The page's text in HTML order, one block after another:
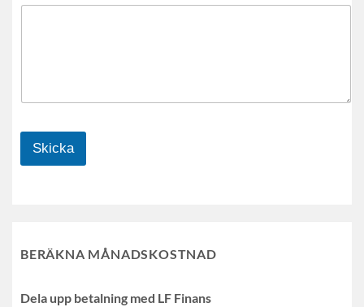
Skicka
BERÄKNA MÅNADSKOSTNAD
Dela upp betalning med LF Finans